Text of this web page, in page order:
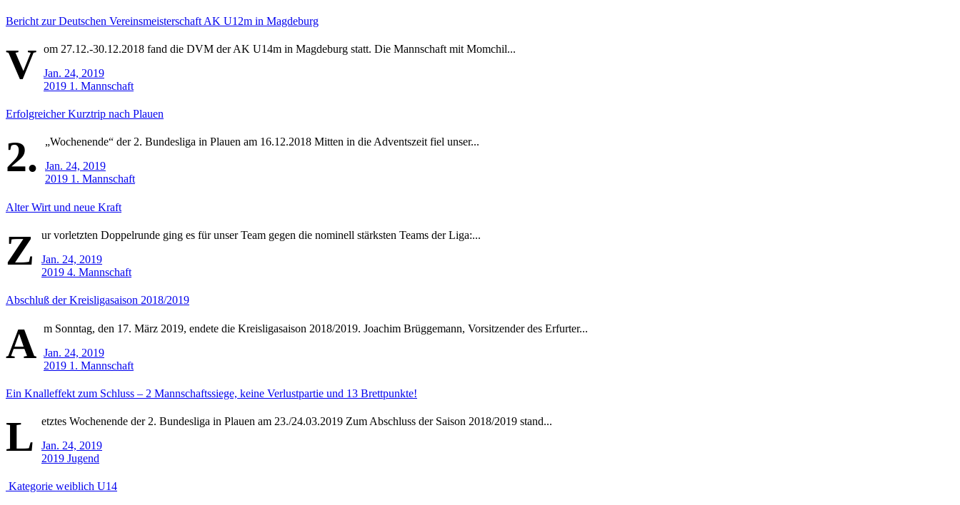
Bericht zur Deutschen Vereinsmeisterschaft AK U12m in Magdeburg
V om 27.12.-30.12.2018 fand die DVM der AK U14m in Magdeburg statt. Die Mannschaft mit Momchil...
Jan. 24, 2019
2019 1. Mannschaft
Erfolgreicher Kurztrip nach Plauen
2.
„Wochenende“ der 2. Bundesliga in Plauen am 16.12.2018 Mitten in die Adventszeit fiel unser...
Jan. 24, 2019
2019 1. Mannschaft
Alter Wirt und neue Kraft
Z
ur vorletzten Doppelrunde ging es für unser Team gegen die nominell stärksten Teams der Liga:...
Jan. 24, 2019
2019 4. Mannschaft
Abschluß der Kreisligasaison 2018/2019
A m Sonntag, den 17. März 2019, endete die Kreisligasaison 2018/2019. Joachim Brüggemann, Vorsitzender des Erfurter...
Jan. 24, 2019
2019 1. Mannschaft
Ein Knalleffekt zum Schluss – 2 Mannschaftssiege, keine Verlustpartie und 13 Brettpunkte!
L
etztes Wochenende der 2. Bundesliga in Plauen am 23./24.03.2019 Zum Abschluss der Saison 2018/2019 stand...
Jan. 24, 2019
2019 Jugend
Kategorie weiblich U14